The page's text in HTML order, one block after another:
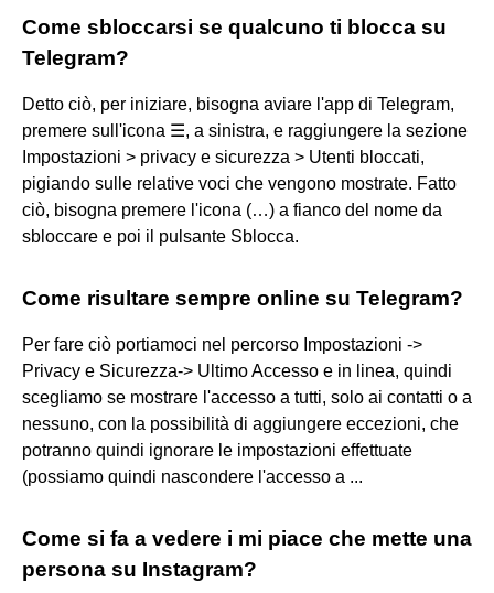
Come sbloccarsi se qualcuno ti blocca su
Telegram?
Detto ciò, per iniziare, bisogna aviare l'app di Telegram,
premere sull'icona ☰, a sinistra, e raggiungere la sezione
Impostazioni > privacy e sicurezza > Utenti bloccati,
pigiando sulle relative voci che vengono mostrate. Fatto
ciò, bisogna premere l'icona (…) a fianco del nome da
sbloccare e poi il pulsante Sblocca.
Come risultare sempre online su Telegram?
Per fare ciò portiamoci nel percorso Impostazioni ->
Privacy e Sicurezza-> Ultimo Accesso e in linea, quindi
scegliamo se mostrare l'accesso a tutti, solo ai contatti o a
nessuno, con la possibilità di aggiungere eccezioni, che
potranno quindi ignorare le impostazioni effettuate
(possiamo quindi nascondere l'accesso a ...
Come si fa a vedere i mi piace che mette una
persona su Instagram?